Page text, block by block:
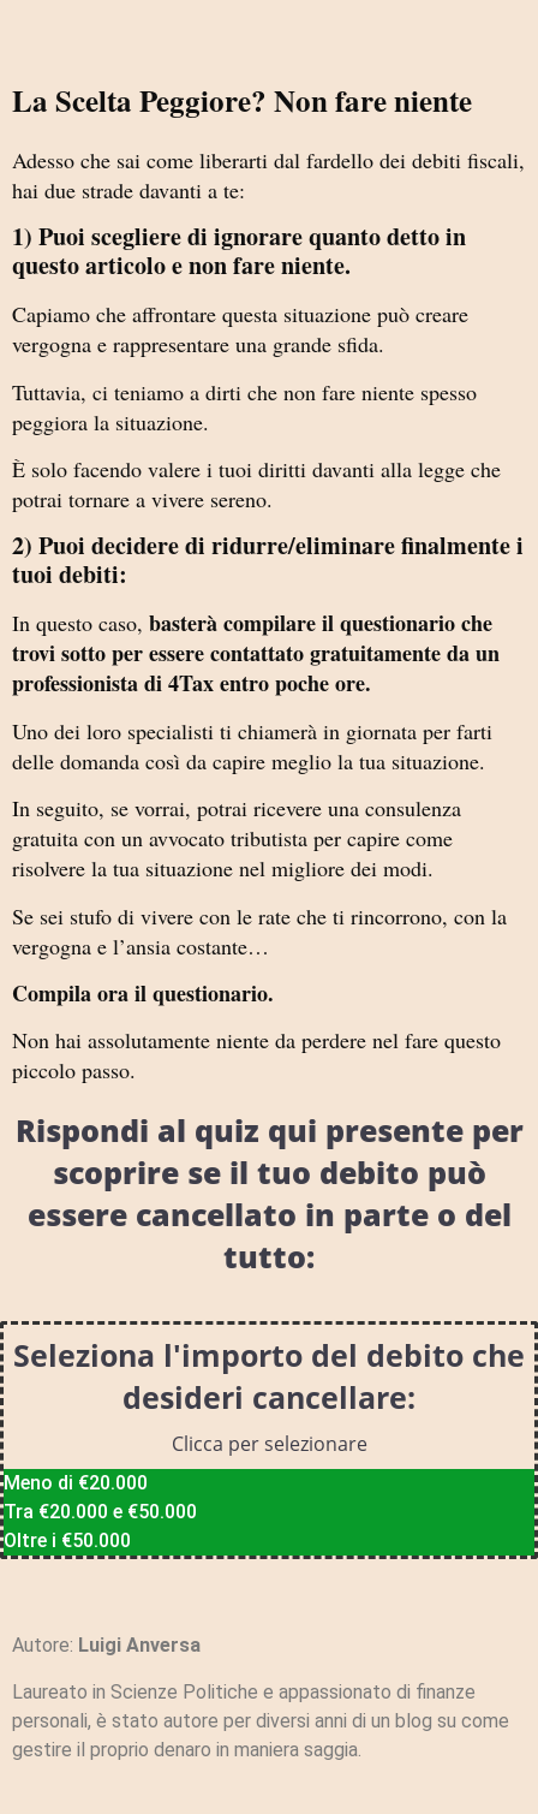
La Scelta Peggiore? Non fare niente
Adesso che sai come liberarti dal fardello dei debiti fiscali,
hai due strade davanti a te:
1) Puoi scegliere di ignorare quanto detto in
questo articolo e non fare niente.
Capiamo che affrontare questa situazione può creare
vergogna e rappresentare una grande sfida.
Tuttavia, ci teniamo a dirti che non fare niente spesso
peggiora la situazione.
È solo facendo valere i tuoi diritti davanti alla legge che
potrai tornare a vivere sereno.
2) Puoi decidere di ridurre/eliminare finalmente i
tuoi debiti:
In questo caso, basterà compilare il questionario che
trovi sotto per essere contattato gratuitamente da un
professionista di 4Tax entro poche ore.
Uno dei loro specialisti ti chiamerà in giornata per farti
delle domanda così da capire meglio la tua situazione.
In seguito, se vorrai, potrai ricevere una consulenza
gratuita con un avvocato tributista per capire come
risolvere la tua situazione nel migliore dei modi.
Se sei stufo di vivere con le rate che ti rincorrono, con la
vergogna e l’ansia costante…
Compila ora il questionario.
Non hai assolutamente niente da perdere nel fare questo
piccolo passo.
Rispondi al quiz qui presente per
scoprire se il tuo debito può
essere cancellato in parte o del
tutto:
Seleziona l'importo del debito che
desideri cancellare:
Clicca per selezionare
Meno di €20.000
Tra €20.000 e €50.000
Oltre i €50.000
Autore: Luigi Anversa
Laureato in Scienze Politiche e appassionato di finanze
personali, è stato autore per diversi anni di un blog su come
gestire il proprio denaro in maniera saggia.